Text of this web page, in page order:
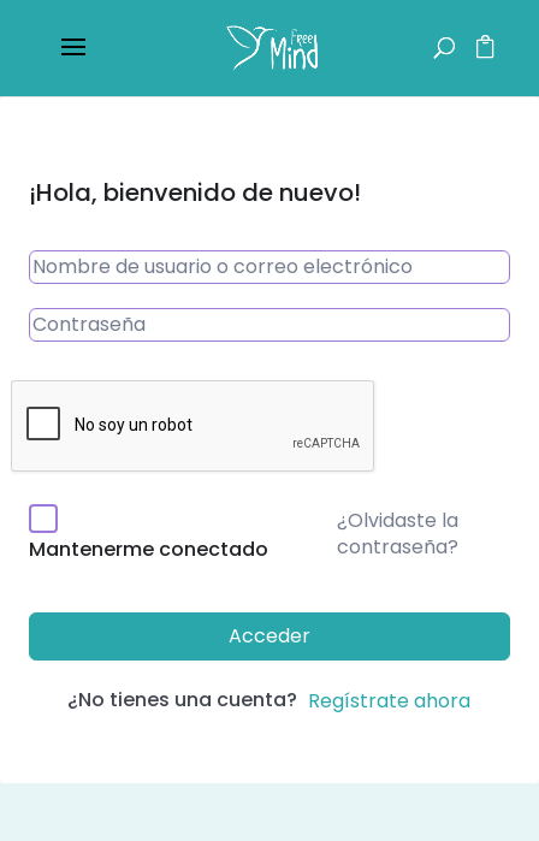
¡Hola, bienvenido de nuevo!
Mantenerme conectado
¿Olvidaste la
contraseña?
Acceder
¿No tienes una cuenta? Regístrate ahora